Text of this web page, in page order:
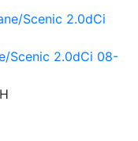
Scenic 2.0dCi 08-